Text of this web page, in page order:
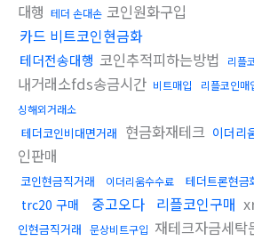
대행 테더 손대손 코인원화구입
카드 비트코인현금화
테더전송대행 코인추적피하는방법 리플
내거래소fds송금시간 비트매입 리플코인매
싱해외거래소
테더코인비대면거래 현금화재테크 이더리
인판매
코인현금직거래 이더리움수수료 테더트론현금
trc20 구매 중고오다 리플코인구매
인현금직거래 문상비트구입 재테크자금세탁